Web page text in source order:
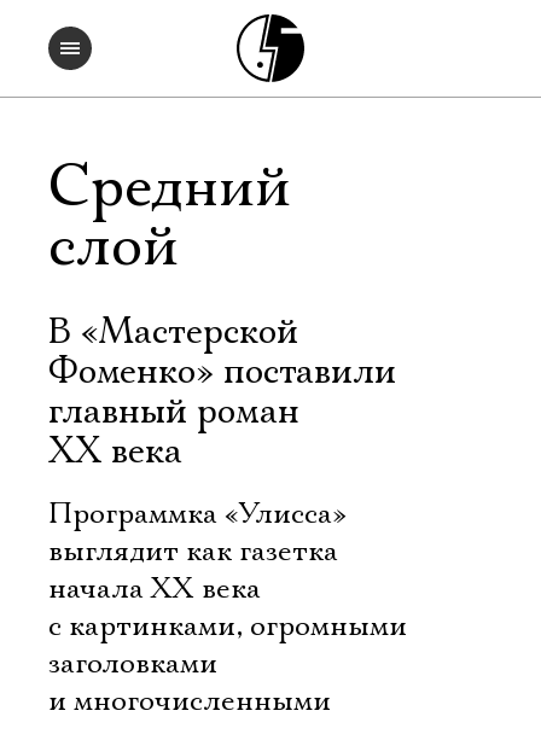
Средний
слой
В «Мастерской
Фоменко» поставили
главный роман
ХХ века
Программка «Улисса»
выглядит как газетка
начала ХХ века 
с картинками, огромными
заголовками
и многочисленными